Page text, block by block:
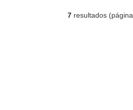
7 resultados (página